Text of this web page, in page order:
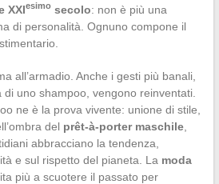
XXIesimosecolo: non è più una
di personalità. Ognuno compone il
all’armadio. Anche i gesti più banali,
uno shampoo, vengono reinventati.
ne è la prova vivente: unione di stile,
del prêt-à-porter maschile,
abbracciano la tendenza,
e sul rispetto del pianeta. La moda
più a scuotere il passato per